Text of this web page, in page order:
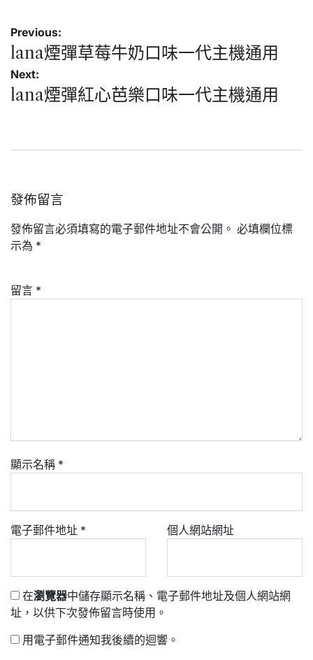
文
章
導
覽
Previous:
lana煙彈草莓牛奶口味一代主機通用
Next:
lana煙彈紅心芭樂口味一代主機通用
發佈留言
發佈留言必須填寫的電子郵件地址不會公開。 必填欄位標
示為 *
留言 *
顯示名稱 *
電子郵件地址 * 個人網站網址
在瀏覽器中儲存顯示名稱、電子郵件地址及個人網站網
址，以供下次發佈留言時使用。
用電子郵件通知我後續的迴響。